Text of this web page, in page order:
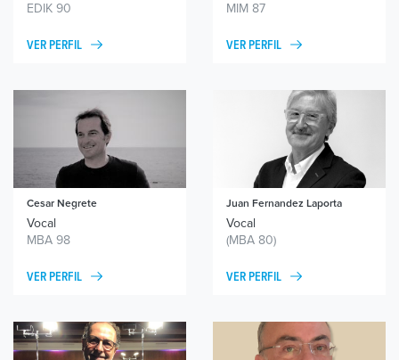
EDIK 90
VER PERFIL
MIM 87
VER PERFIL
Cesar Negrete
Vocal
MBA 98
VER PERFIL
Juan Fernandez Laporta
Vocal
(MBA 80)
VER PERFIL